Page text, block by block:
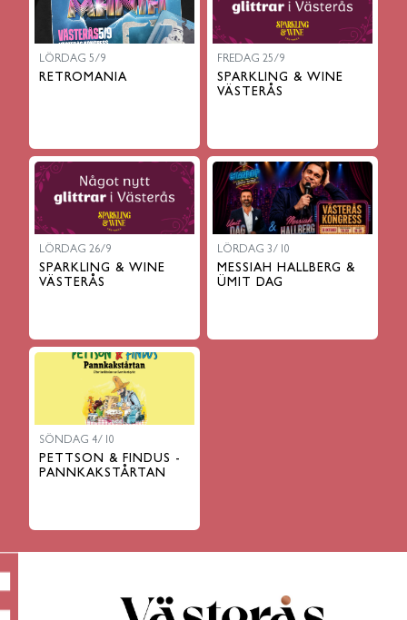
LÖRDAG 5/9
RETROMANIA
FREDAG 25/9
SPARKLING & WINE
VÄSTERÅS
LÖRDAG 26/9
SPARKLING & WINE
VÄSTERÅS
LÖRDAG 3/10
MESSIAH HALLBERG &
ÜMIT DAG
SÖNDAG 4/10
PETTSON & FINDUS -
PANNKAKSTÅRTAN